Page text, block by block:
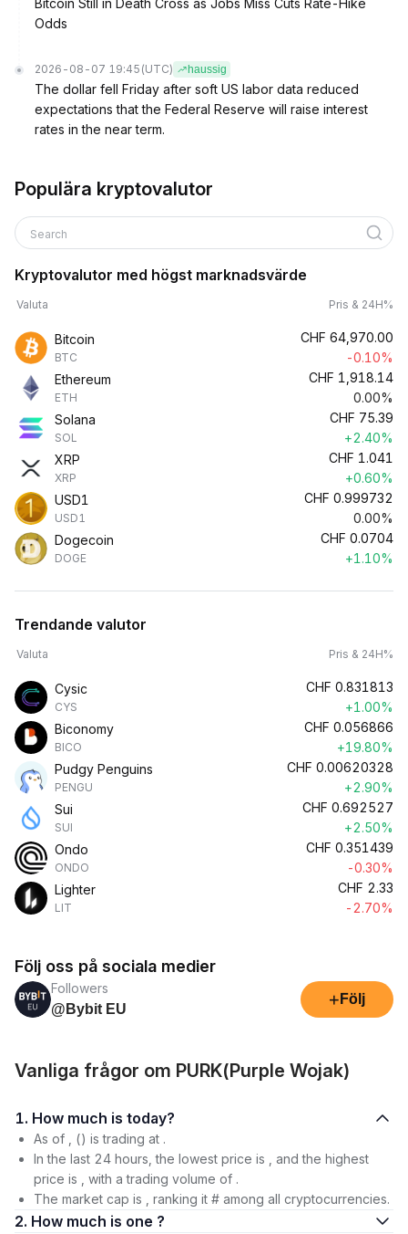
Bitcoin Still in Death Cross as Jobs Miss Cuts Rate-Hike
Odds
2026-08-07 19:45 (UTC) haussig
The dollar fell Friday after soft US labor data reduced
expectations that the Federal Reserve will raise interest
rates in the near term.
Populära kryptovalutor
Search
Kryptovalutor med högst marknadsvärde
Valuta Pris & 24H%
Bitcoin
BTC
CHF 64,970.00
-0.10%
Ethereum
ETH
CHF 1,918.14
0.00%
Solana
SOL
CHF 75.39
+2.40%
XRP
XRP
CHF 1.041
+0.60%
USD1
USD1
CHF 0.999732
0.00%
Dogecoin
DOGE
CHF 0.0704
+1.10%
Trendande valutor
Valuta Pris & 24H%
Cysic
CYS
CHF 0.831813
+1.00%
Biconomy
BICO
CHF 0.056866
+19.80%
Pudgy Penguins
PENGU
CHF 0.00620328
+2.90%
Sui
SUI
CHF 0.692527
+2.50%
Ondo
ONDO
CHF 0.351439
-0.30%
Lighter
LIT
CHF 2.33
-2.70%
Följ oss på sociala medier
Followers
@Bybit EU
+ Följ
Vanliga frågor om PURK(Purple Wojak)
1. How much is today?
As of , () is trading at .
In the last 24 hours, the lowest price is , and the highest
price is , with a trading volume of .
The market cap is , ranking it # among all cryptocurrencies.
2. How much is one ?